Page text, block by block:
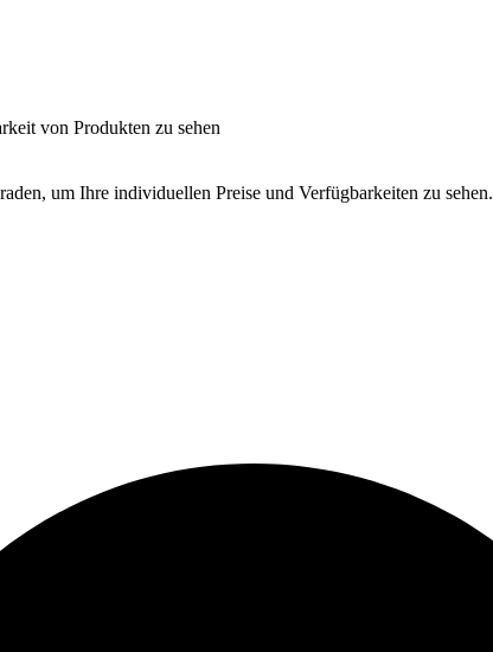
von Produkten zu sehen
um Ihre individuellen Preise und Verfügbarkeiten zu sehen.